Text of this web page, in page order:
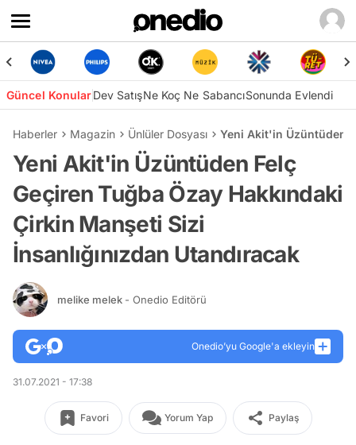
Güncel KonularDev SatışNe Koç Ne SabancıSonunda Evlendi
Haberler Magazin Ünlüler Dosyası Yeni Akit'in Üzüntüden
Yeni Akit'in Üzüntüden Felç
Geçiren Tuğba Özay Hakkındaki
Çirkin Manşeti Sizi
İnsanlığınızdan Utandıracak
melike melek - Onedio Editörü
Onedio’yu Google'a ekleyin
31.07.2021 - 17:38
Favori Yorum Yap Paylaş